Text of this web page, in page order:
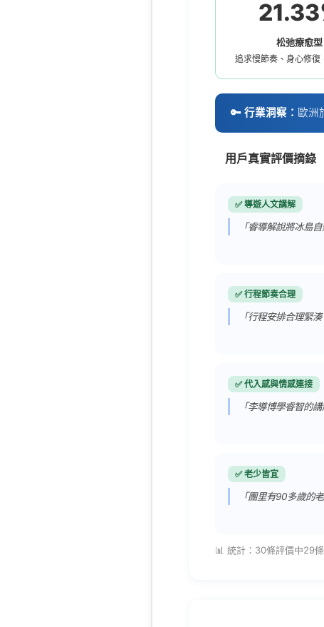
松弛療愈型
追求慢節奏、身心修復
🔑 行業洞察： 歐洲
用戶真實評價摘錄
✅ 導遊人文講解
「睿導解說將冰島
✅ 行程節奏合理
「行程安排合理緊
✅ 代入感與情感連接
「李導博學睿智的
✅ 老少皆宜
「團里有90多歲的
📊 統計：30條評價中29